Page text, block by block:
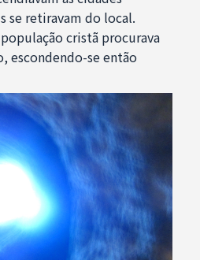
se retiravam do local.
cristã procurava
escondendo-se então